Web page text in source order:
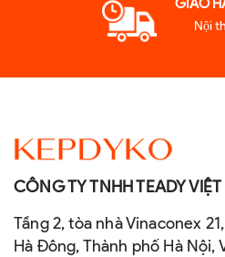
Nội
CÔNG TY TNHH TEADY
Tầng 2, tòa nhà Vinaconex
Hà Đông, Thành phố Hà Nội,